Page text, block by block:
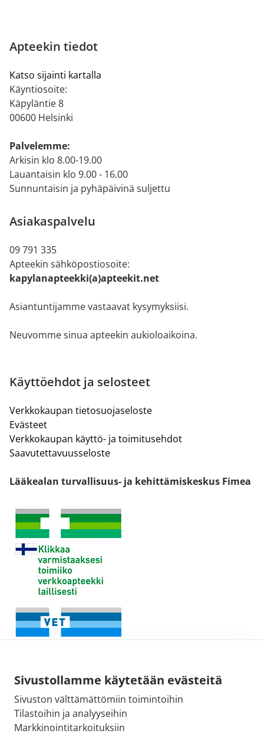
Sivustollamme käytetään evästeitä
Sivuston välttämättömiin toimintoihin
Tilastoihin ja analyyseihin
Markkinointitarkoituksiin
Apteekin tiedot
Katso sijainti kartalla
Käyntiosoite:
Käpyläntie 8
00600 Helsinki
Palvelemme:
Arkisin klo 8.00-19.00
Lauantaisin klo 9.00 - 16.00
Sunnuntaisin ja pyhäpäivinä suljettu
Asiakaspalvelu
09 791 335
Apteekin sähköpostiosoite:
kapylanapteekki(a)apteekit.net
Asiantuntijamme vastaavat kysymyksiisi.
Neuvomme sinua apteekin aukioloaikoina.
Käyttöehdot ja selosteet
Verkkokaupan tietosuojaseloste
Evästeet
Verkkokaupan käyttö- ja toimitusehdot
Saavutettavuusseloste
Lääkealan turvallisuus- ja kehittämiskeskus Fimea
Fimean sähköpostiosoite: